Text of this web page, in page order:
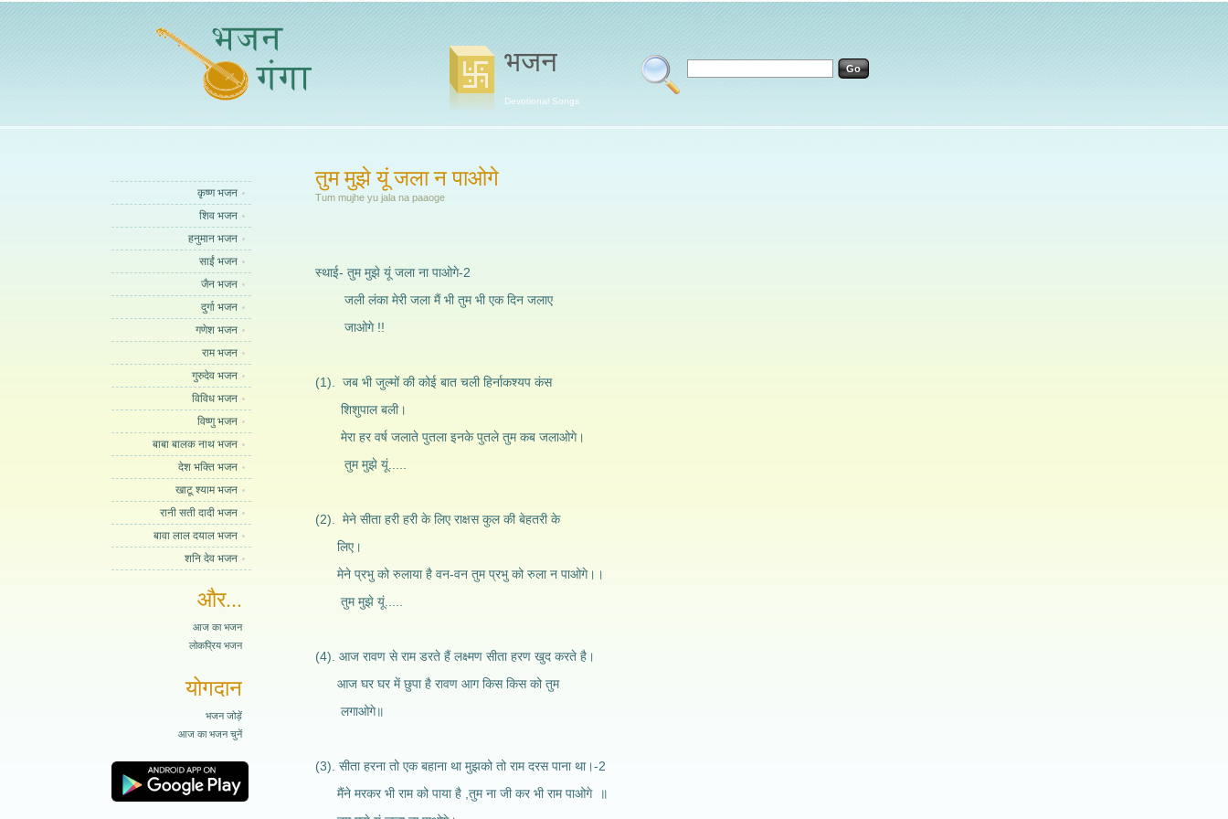
भजन
Devotional Songs
कृष्ण भजन
शिव भजन
हनुमान भजन
साईं भजन
जैन भजन
दुर्गा भजन
गणेश भजन
राम भजन
गुरुदेव भजन
विविध भजन
विष्णु भजन
बाबा बालक नाथ भजन
देश भक्ति भजन
खाटू श्याम भजन
रानी सती दादी भजन
बावा लाल दयाल भजन
शनि देव भजन
और...
आज का भजन
लोकप्रिय भजन
योगदान
भजन जोड़ें
आज का भजन चुनें
तुम मुझे यूं जला न पाओगे
Tum mujhe yu jala na paaoge
स्थाई- तुम मुझे यूं जला ना पाओगे-2
जली लंका मेरी जला मैं भी तुम भी एक दिन जलाए
जाओगे !!
(1). जब भी जुल्मों की कोई बात चली हिर्नाकश्यप कंस
शिशुपाल बली।
मेरा हर वर्ष जलाते पुतला इनके पुतले तुम कब जलाओगे।
तुम मुझे यूं.....
(2). मेने सीता हरी हरी के लिए राक्षस कुल की बेहतरी के
लिए।
मेने प्रभु को रुलाया है वन-वन तुम प्रभु को रुला न पाओगे।।
तुम मुझे यूं.....
(4). आज रावण से राम डरते हैं लक्ष्मण सीता हरण खुद करते है।
आज घर घर में छुपा है रावण आग किस किस को तुम
लगाओगे॥
(3). सीता हरना तो एक बहाना था मुझको तो राम दरस पाना था।-2
मैंने मरकर भी राम को पाया है ,तुम ना जी कर भी राम पाओगे ॥